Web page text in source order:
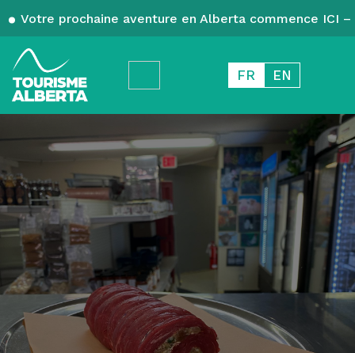
Votre prochaine aventure en Alberta commence ICI
FR EN